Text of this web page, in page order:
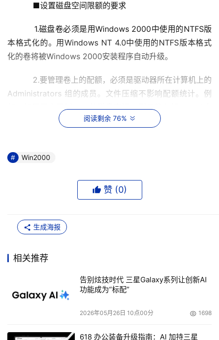
■设置磁盘空间限额的要求
1.磁盘卷必须是用Windows 2000中使用的NTFS版
本格式化的。用Windows NT 4.0中使用的NTFS版本格式
化的卷将被Windows 2000安装程序自动升级。
2.要管理卷上的配额，必须是驱动器所在计算机上的
Administrators 组的成员。文件压缩不影响配额统计。例
如，如果用户限制3MB的磁盘空间，则只能存储3MB以内
阅读剩余 76%
Win2000
赞 (0)
生成海报
相关推荐
告别炫技时代 三星Galaxy系列让创新AI
功能成为“标配”
2026年05月26日 10点00分 1698
618 办公装备升级指南：AI 加持三星